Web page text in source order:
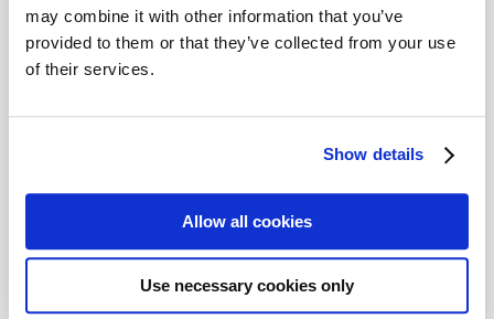
may combine it with other information that you’ve
provided to them or that they’ve collected from your use
of their services.
Show details
Allow all cookies
Use necessary cookies only
Windows Server 2022 mit WordPress bietet ein
problemloses Erlebnis, sodass Sie sich auf die
Webinhalte konzentrieren können.
Zum Erstellen und Verwalten mehrerer
Zur Verwaltung der MySQL-Datenbank mit
dem benutzerfreundlichen phpMyAdmin